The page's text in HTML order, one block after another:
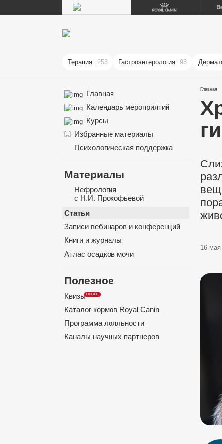
Терапия 253 Гастроэнтерология 98
Главная
Календарь мероприятий
Курсы
Избранные материалы
Психологическая поддержка
Материалы
Нефрология
с Н.И. Прокофьевой
Статьи
Записи вебинаров и конференций
Книги и журналы
Атлас осадков мочи
Полезное
Квизы
Каталог кормов Royal Canin
Программа лояльности
Каналы научных партнеров
Главная
16 мая